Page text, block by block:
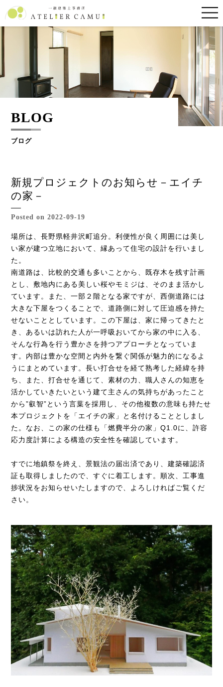
BLOG
ブログ
新規プロジェクトのお知らせ－エイチ
の家－
Posted on 2022-09-19
場所は、長野県軽井沢町追分。利便性が良く周囲には美し
い家が建つ立地において、縁あって住宅の設計を行いまし
た。
南道路は、比較的交通も多いことから、既存木を残す計画
とし、敷地内にある美しい桜やモミジは、そのまま活かし
ています。また、一部２階となる家ですが、西側道路には
大きな下屋をつくることで、道路側に対して圧迫感を持た
せないこととしています。この下屋は、家に帰ってきたと
き、あるいは訪れた人が一呼吸おいてから家の中に入る、
そんな行為を行う豊かさを持つアプローチとなっていま
す。内部は豊かな空間と内外を繋ぐ関係が魅力的になるよ
うにまとめています。長い打合せを経て熟考した経緯を持
ち、また、打合せを通じて、素材の力、職人さんの知恵を
活かしていきたいという建て主さんの気持ちがあったこと
から”叡智”という言葉を採用し、その他複数の意味も持たせ
本プロジェクトを「エイチの家」と名付けることとしまし
た。 なお、この家の仕様も「燃費半分の家」Q1.0に、許容
応力度計算による構造の安全性を確認しています。
すでに地鎮祭を終え、景観法の届出済であり、建築確認済
証も取得しましたので、すぐに着工します。順次、工事進
捗状況をお知らせいたしますので、よろしければご覧くだ
さい。